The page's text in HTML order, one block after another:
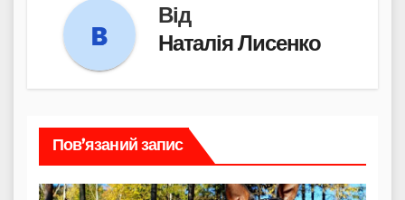
Від
Наталія Лисенко
Пов’язаний запис